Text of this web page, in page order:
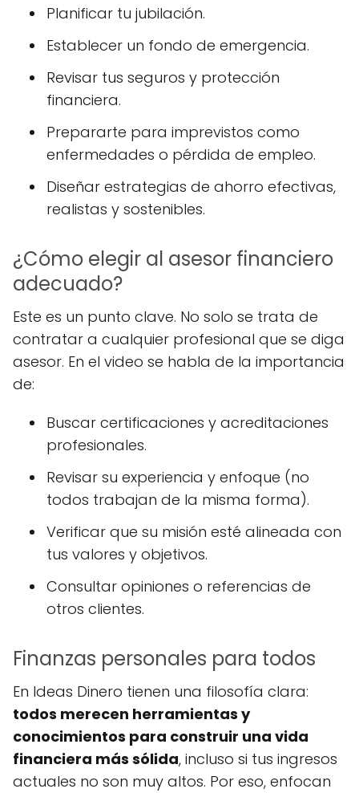
Planificar tu jubilación.
Establecer un fondo de emergencia.
Revisar tus seguros y protección
financiera.
Prepararte para imprevistos como
enfermedades o pérdida de empleo.
Diseñar estrategias de ahorro efectivas,
realistas y sostenibles.
¿Cómo elegir al asesor financiero
adecuado?
Este es un punto clave. No solo se trata de
contratar a cualquier profesional que se diga
asesor. En el video se habla de la importancia
de:
Buscar certificaciones y acreditaciones
profesionales.
Revisar su experiencia y enfoque (no
todos trabajan de la misma forma).
Verificar que su misión esté alineada con
tus valores y objetivos.
Consultar opiniones o referencias de
otros clientes.
Finanzas personales para todos
En Ideas Dinero tienen una filosofía clara:
todos merecen herramientas y
conocimientos para construir una vida
financiera más sólida, incluso si tus ingresos
actuales no son muy altos. Por eso, enfocan